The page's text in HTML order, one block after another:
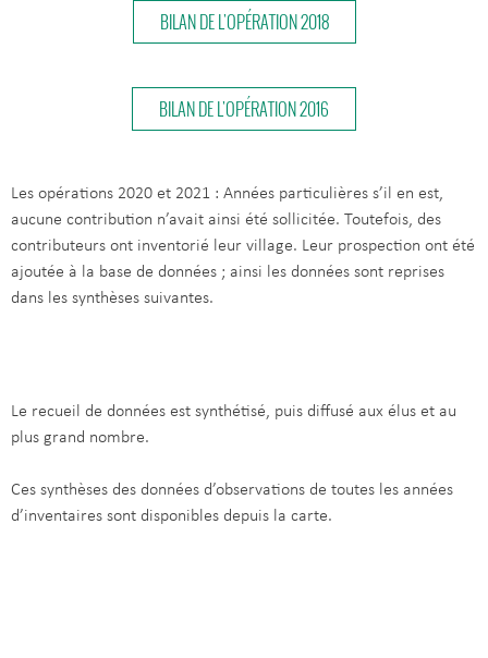
BILAN DE L'OPÉRATION 2018
BILAN DE L'OPÉRATION 2016
Les opérations 2020 et 2021 : Années particulières s’il en est,
aucune contribution n’avait ainsi été sollicitée. Toutefois, des
contributeurs ont inventorié leur village. Leur prospection ont été
ajoutée à la base de données ; ainsi les données sont reprises
dans les synthèses suivantes.
Le recueil de données est synthétisé, puis diffusé aux élus et au
plus grand nombre.
Ces synthèses des données d’observations de toutes les années
d’inventaires sont disponibles depuis la carte.